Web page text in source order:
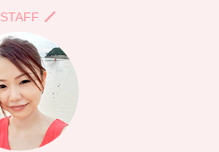
STAFF